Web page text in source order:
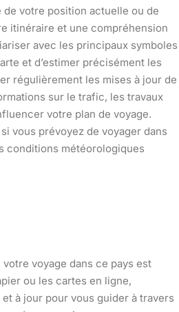
votre position actuelle ou de
itinéraire et une compréhension
avec les principaux symboles
et d’estimer précisément les
régulièrement les mises à jour de
sur le trafic, les travaux
votre plan de voyage.
vous prévoyez de voyager dans
conditions météorologiques
votre voyage dans ce pays est
ou les cartes en ligne,
à jour pour vous guider à travers